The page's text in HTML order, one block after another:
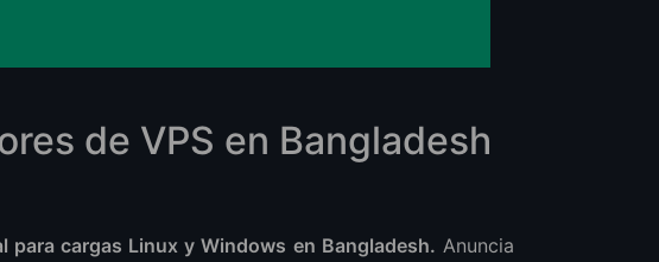
de VPS en Bangladesh
para cargas Linux y Windows en Bangladesh. Anuncia